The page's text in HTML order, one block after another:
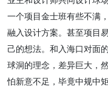
一个项目金士班有些不满
融入设计方案。甚至项目
己的想法。和入海口对面
球洞的理念，差异巨大，
怕新意不足，毕竟中规中